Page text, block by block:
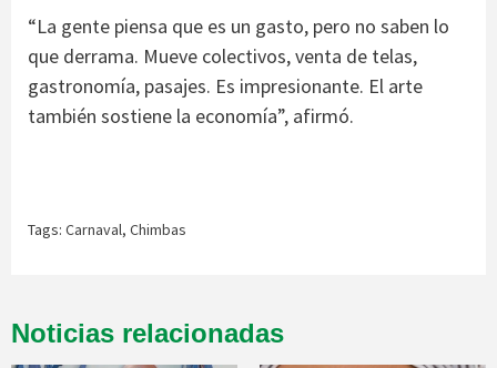
“La gente piensa que es un gasto, pero no saben lo
que derrama. Mueve colectivos, venta de telas,
gastronomía, pasajes. Es impresionante. El arte
también sostiene la economía”, afirmó.
Tags: Carnaval, Chimbas
Noticias relacionadas